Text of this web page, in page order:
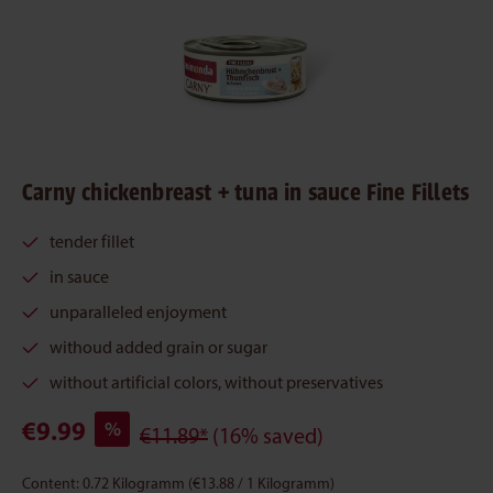
Carny chickenbreast + tuna in sauce Fine Fillets
tender fillet
in sauce
unparalleled enjoyment
withoud added grain or sugar
without artificial colors, without preservatives
€9.99 % €11.89* (16% saved)
Content: 0.72 Kilogramm (€13.88 / 1 Kilogramm)